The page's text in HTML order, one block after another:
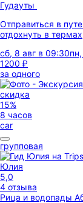
Гудауты
Отправиться в
отдохнуть в термах
сб, 8 авг в 09:30
1200 ₽
за одного
скидка
15%
8 часов
car
групповая
Юлия
5,0
4 отзыва
Рица и водопады